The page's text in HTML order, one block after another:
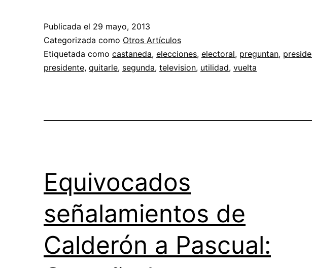
Publicada el 29 mayo, 2013
Categorizada como Otros Artículos
Etiquetada como castaneda, elecciones, electoral, preguntan,
presidente, quitarle, segunda, television, utilidad, vuelta
Equivocados
señalamientos de
Calderón a Pascual: